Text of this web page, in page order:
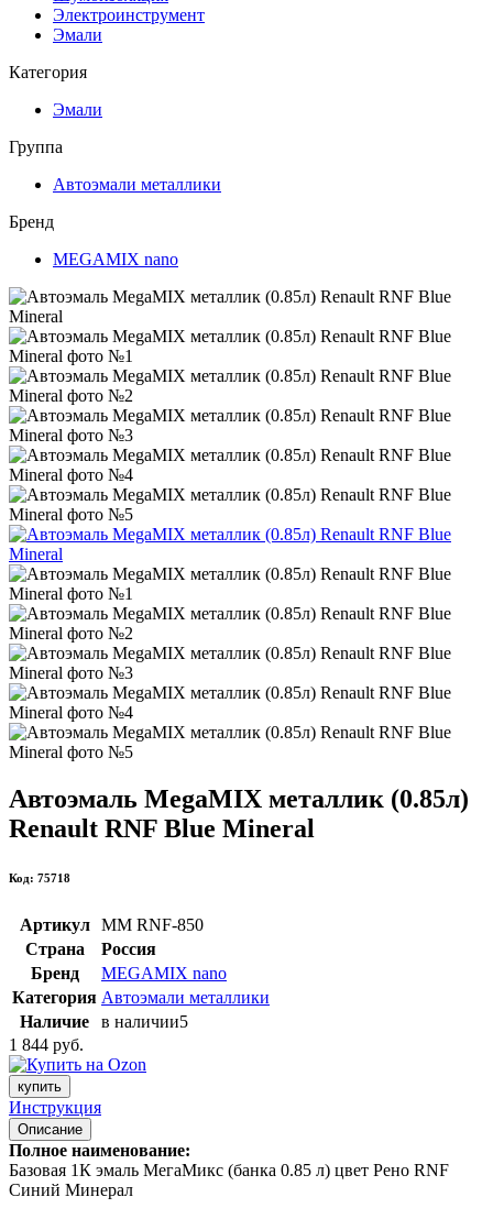
Электроинструмент
Эмали
Категория
Эмали
Группа
Автоэмали металлики
Бренд
MEGAMIX nano
Автоэмаль MegaMIX металлик (0.85л)
Renault RNF Blue Mineral
Код: 75718
Артикул
MM RNF-850
Страна
Россия
Бренд
MEGAMIX nano
Категория Автоэмали металлики
Наличие
в наличии5
1 844 руб.
купить
Инструкция
Описание
Полное наименование:
Базовая 1К эмаль МегаМикс (банка 0.85 л) цвет Рено RNF
Синий Минерал